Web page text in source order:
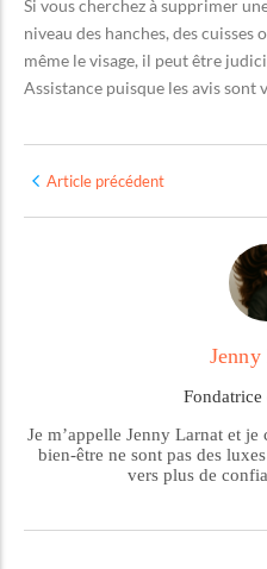
Si vous cherchez à supprimer
niveau des hanches, des cuisses
même le visage, il peut être
Assistance puisque les avis sont
Article précédent
Je m’appelle Jenny Larnat et
bien-être ne sont pas des
vers plus de